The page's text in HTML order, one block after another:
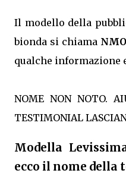
Il modello della
bionda si chiama
qualche informazione
NOME NON NOTO.
TESTIMONIAL
Modella
ecco il nome della